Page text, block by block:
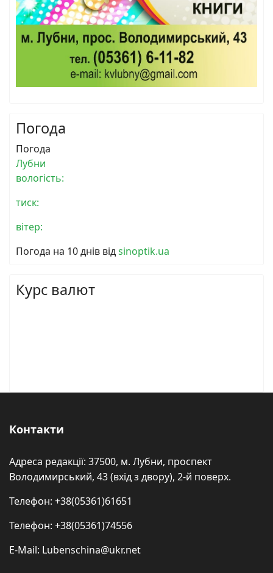
Погода
Погода
Лубни
вологість:
тиск:
вітер:
Погода на 10 днів відsinoptik.ua
Курс валют
Контакти
Адреса редакції: 37500, м. Лубни, проспект
Володимирський, 43 (вхід з двору), 2-й поверх.
Телефон: +38(05361)61651
Телефон: +38(05361)74556
E-Mail: Lubenschina@ukr.net